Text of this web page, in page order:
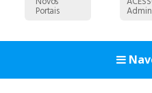
Portais